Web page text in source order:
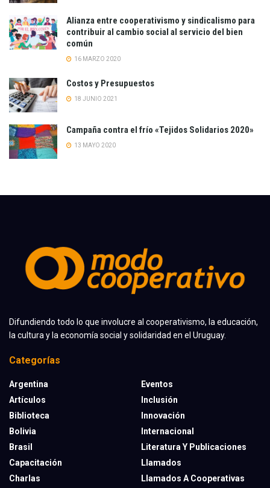
Alianza entre cooperativismo y sindicalismo para
contribuir al cambio social al servicio del bien
común
16 MARZO 2020
Costos y Presupuestos
18 JUNIO 2021
Campaña contra el frío «Tejidos Solidarios 2020»
13 MAYO 2020
Difundiendo todo lo que involucre al cooperativismo, la educación,
la cultura y la economía social y solidaridad en el Uruguay.
Categorías
Argentina
Artículos
Biblioteca
Bolivia
Brasil
Capacitación
Charlas
Eventos
Inclusión
Innovación
Internacional
Literatura Y Publicaciones
Llamados
Llamados A Cooperativas